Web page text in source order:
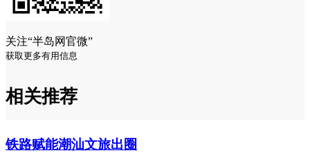
关注“半岛网官微”
获取更多有用信息
相关推荐
铁路赋能潮汕文旅出圈